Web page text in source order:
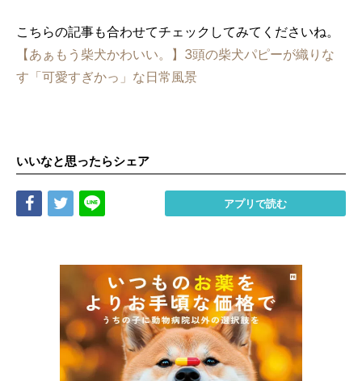
こちらの記事も合わせてチェックしてみてくださいね。
【あぁもう柴犬かわいい。】3頭の柴犬パピーが織りな
す「可愛すぎかっ」な日常風景
いいなと思ったらシェア
Share Tweet アプリで読む